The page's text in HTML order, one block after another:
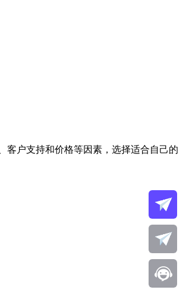
客户支持和价格等因素，选择适合自己的